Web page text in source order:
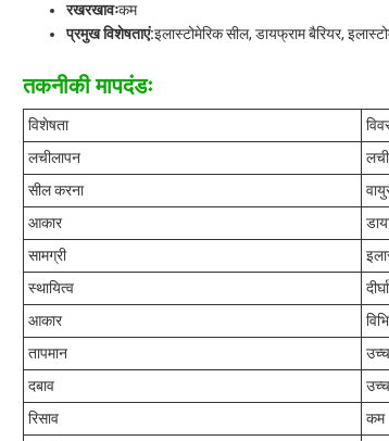
रखरखावःकम
प्रमुख विशेषताएं:इलास्टोमेरिक सील, डायफ्राम बैरियर,
तकनीकी मापदंडः
विशेषता
लचीलापन
सील करना
आकार
सामग्री
स्थायित्व
आकार
तापमान
उच्च
दबाव
उच्च
रिसाव
कम